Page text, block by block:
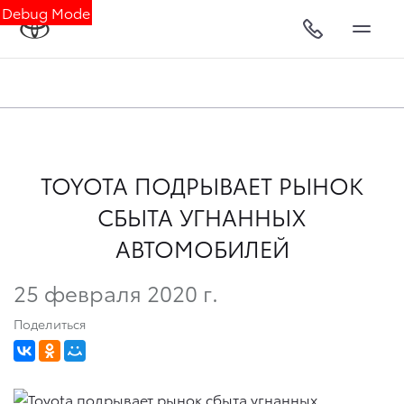
Debug Mode
TOYOTA ПОДРЫВАЕТ РЫНОК
СБЫТА УГНАННЫХ
АВТОМОБИЛЕЙ
25 февраля 2020 г.
Поделиться